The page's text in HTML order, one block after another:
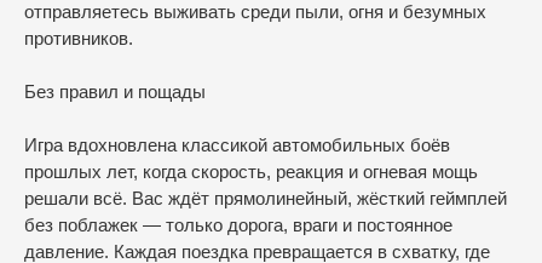
отправляетесь выживать среди пыли, огня и безумных
противников.
Без правил и пощады
Игра вдохновлена классикой автомобильных боёв
прошлых лет, когда скорость, реакция и огневая мощь
решали всё. Вас ждёт прямолинейный, жёсткий геймплей
без поблажек — только дорога, враги и постоянное
давление. Каждая поездка превращается в схватку, где